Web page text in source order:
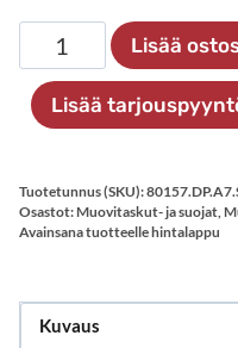
Muovitasku
reiällä
vahvike,
100kpl
määrä
Lisää
Lisää
Tuotetunnus (SKU):
Osastot: Muovitaskut- ja suojat
Avainsana tuotteellehintalappu
Kuvaus